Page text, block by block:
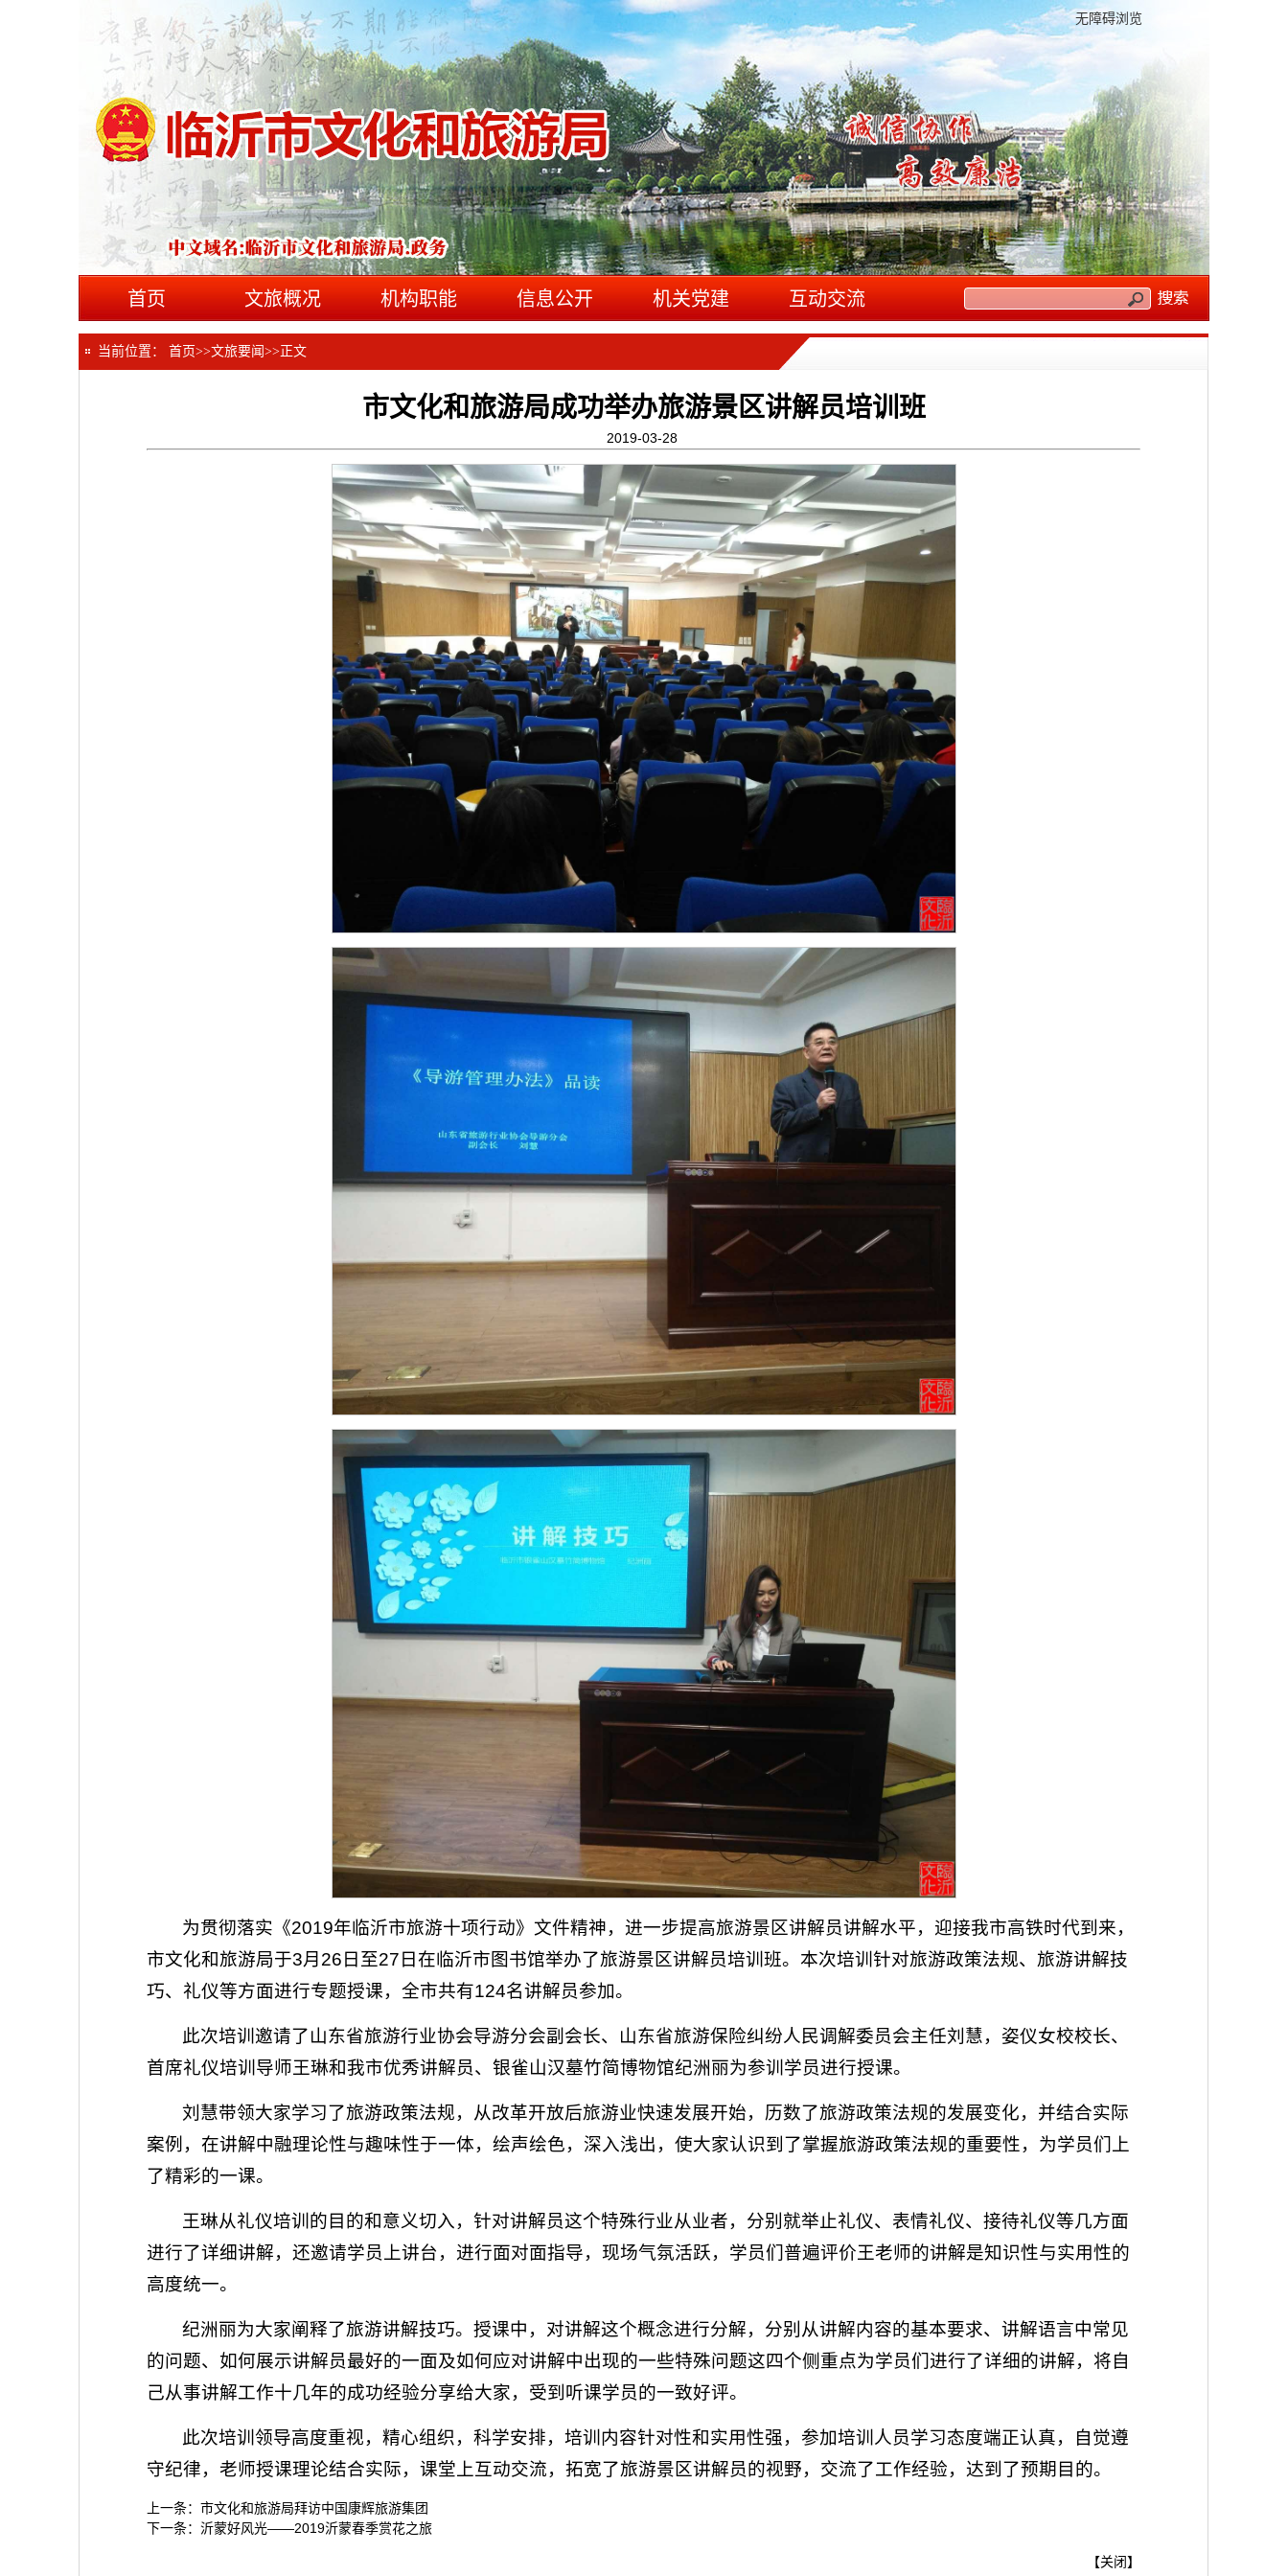
无障碍浏览
首页 文旅概况 机构职能 信息公开 机关党建 互动交流
当前位置： 首页>>文旅要闻 >> 正文
市文化和旅游局成功举办旅游景区讲解员培训班
2019-03-28
为贯彻落实《2019年临沂市旅游十项行动》文件精神，进一步提高旅游景区讲解员讲解水平，迎接我市高铁时代到来，
市文化和旅游局于3月26日至27日在临沂市图书馆举办了旅游景区讲解员培训班。本次培训针对旅游政策法规、旅游讲解技
巧、礼仪等方面进行专题授课，全市共有124名讲解员参加。
此次培训邀请了山东省旅游行业协会导游分会副会长、山东省旅游保险纠纷人民调解委员会主任刘慧，姿仪女校校长、
首席礼仪培训导师王琳和我市优秀讲解员、银雀山汉墓竹简博物馆纪洲丽为参训学员进行授课。
刘慧带领大家学习了旅游政策法规，从改革开放后旅游业快速发展开始，历数了旅游政策法规的发展变化，并结合实际
案例，在讲解中融理论性与趣味性于一体，绘声绘色，深入浅出，使大家认识到了掌握旅游政策法规的重要性，为学员们上
了精彩的一课。
王琳从礼仪培训的目的和意义切入，针对讲解员这个特殊行业从业者，分别就举止礼仪、表情礼仪、接待礼仪等几方面
进行了详细讲解，还邀请学员上讲台，进行面对面指导，现场气氛活跃，学员们普遍评价王老师的讲解是知识性与实用性的
高度统一。
纪洲丽为大家阐释了旅游讲解技巧。授课中，对讲解这个概念进行分解，分别从讲解内容的基本要求、讲解语言中常见
的问题、如何展示讲解员最好的一面及如何应对讲解中出现的一些特殊问题这四个侧重点为学员们进行了详细的讲解，将自
己从事讲解工作十几年的成功经验分享给大家，受到听课学员的一致好评。
此次培训领导高度重视，精心组织，科学安排，培训内容针对性和实用性强，参加培训人员学习态度端正认真，自觉遵
守纪律，老师授课理论结合实际，课堂上互动交流，拓宽了旅游景区讲解员的视野，交流了工作经验，达到了预期目的。
上一条： 市文化和旅游局拜访中国康辉旅游集团
下一条： 沂蒙好风光——2019沂蒙春季赏花之旅
【关闭】